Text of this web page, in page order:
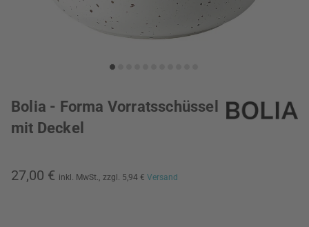
Bolia - Forma Vorratsschüssel
mit Deckel
27,00 € inkl. MwSt., zzgl. 5,94 € Versand